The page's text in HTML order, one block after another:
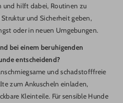
und hilft dabei, Routinen zu
und Sicherheit geben,
oder in neuen Umgebungen.
bei einem beruhigenden
entscheidend?
und schadstofffreie
zum Ankuscheln einladen,
Kleinteile. Für sensible Hunde